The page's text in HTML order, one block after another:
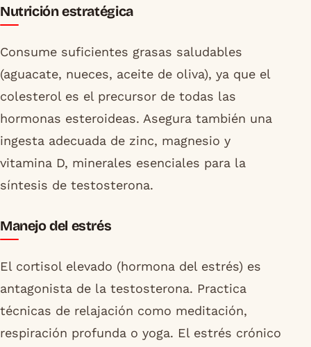
Nutrición estratégica
Consume suficientes grasas saludables
(aguacate, nueces, aceite de oliva), ya que el
colesterol es el precursor de todas las
hormonas esteroideas. Asegura también una
ingesta adecuada de zinc, magnesio y
vitamina D, minerales esenciales para la
síntesis de testosterona.
Manejo del estrés
El cortisol elevado (hormona del estrés) es
antagonista de la testosterona. Practica
técnicas de relajación como meditación,
respiración profunda o yoga. El estrés crónico